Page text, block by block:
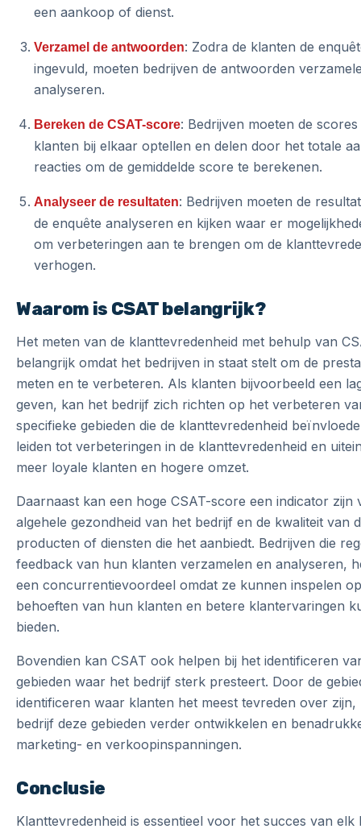
een aankoop of dienst.
Verzamel de antwoorden: Zodra de klanten de
ingevuld, moeten bedrijven de antwoorden
analyseren.
Bereken de CSAT-score: Bedrijven moeten de
klanten bij elkaar optellen en delen door het totale
reacties om de gemiddelde score te berekenen.
Analyseer de resultaten: Bedrijven moeten de
de enquête analyseren en kijken waar er
om verbeteringen aan te brengen om de
verhogen.
Waarom is CSAT belangrijk?
Het meten van de klanttevredenheid met behulp van
belangrijk omdat het bedrijven in staat stelt om de
meten en te verbeteren. Als klanten bijvoorbeeld een
geven, kan het bedrijf zich richten op het verbeteren
specifieke gebieden die de klanttevredenheid
leiden tot verbeteringen in de klanttevredenheid en
meer loyale klanten en hogere omzet.
Daarnaast kan een hoge CSAT-score een indicator zijn
algehele gezondheid van het bedrijf en de kwaliteit van
producten of diensten die het aanbiedt. Bedrijven die
feedback van hun klanten verzamelen en analyseren,
een concurrentievoordeel omdat ze kunnen inspelen
behoeften van hun klanten en betere klantervaringen
bieden.
Bovendien kan CSAT ook helpen bij het identificeren
gebieden waar het bedrijf sterk presteert. Door de
identificeren waar klanten het meest tevreden over zijn,
bedrijf deze gebieden verder ontwikkelen en
marketing- en verkoopinspanningen.
Conclusie
Klanttevredenheid is essentieel voor het succes van elk